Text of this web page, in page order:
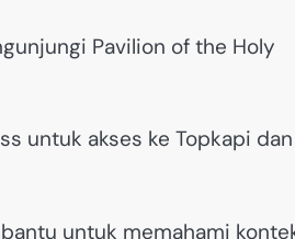
Pavilion of the Holy
untuk akses ke Topkapi dan
untuk memahami